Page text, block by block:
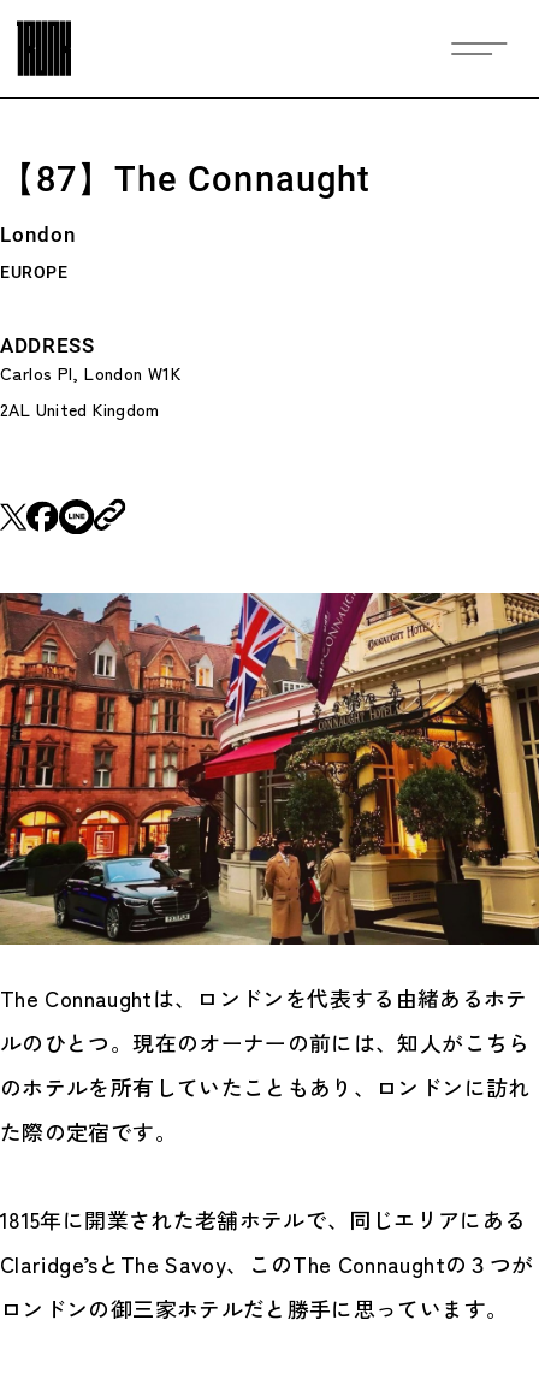
【87】The Connaught
London
EUROPE
ADDRESS
Carlos Pl, London W1K
2AL United Kingdom
The Connaughtは、ロンドンを代表する由緒あるホテ
ルのひとつ。現在のオーナーの前には、知人がこちら
のホテルを所有していたこともあり、ロンドンに訪れ
た際の定宿です。
1815年に開業された老舗ホテルで、同じエリアにある
Claridge’sとThe Savoy、このThe Connaughtの３つが
ロンドンの御三家ホテルだと勝手に思っています。